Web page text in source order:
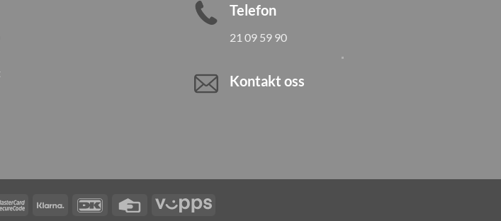
Telefon
21 09 59 90
Kontakt oss
MasterCardKlarna DanKort
Credit
Vipps